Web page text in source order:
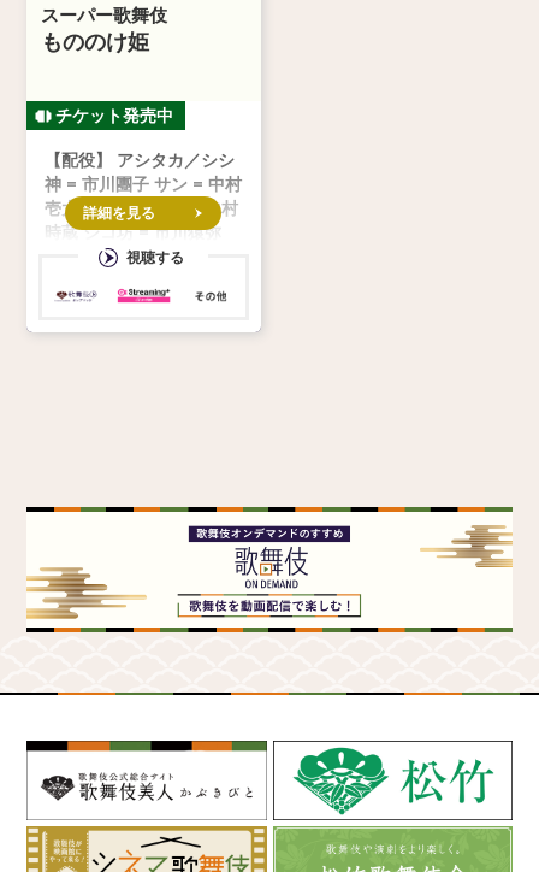
スーパー歌舞伎
もののけ姫
【配役】 アシタカ／シシ
神 = 市川團子 サン = 中村
壱太郎 エボシ御前 = 中村
時蔵 ジコ坊 = 市川猿弥
モロの君 = 市川笑三郎 甲
市川寿猿 ヒ
詳細を見る
視聴する